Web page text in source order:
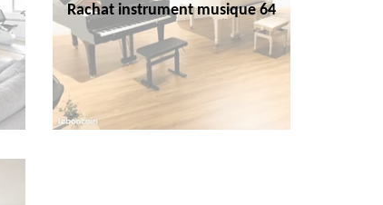
Rachat instrument musique 64